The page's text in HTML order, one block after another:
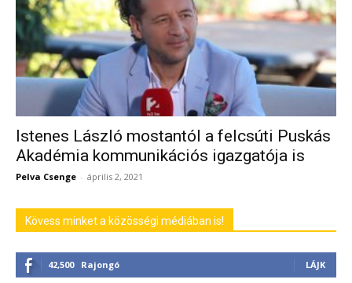
Istenes László mostantól a felcsúti Puskás
Akadémia kommunikációs igazgatója is
Pelva Csenge - április 2, 2021
Kövess minket a közösségi médiában is!
42,500 Rajongó LÁJK